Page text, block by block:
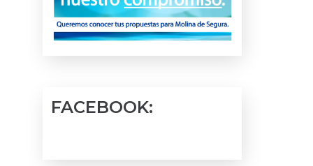
FACEBOOK: